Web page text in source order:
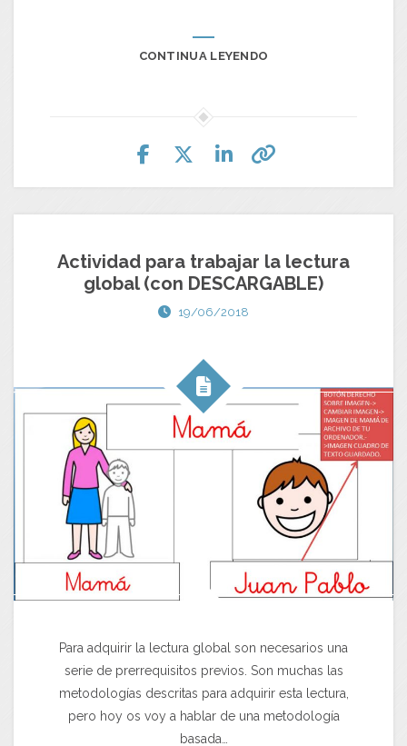
CONTINUA LEYENDO
Actividad para trabajar la lectura
global (con DESCARGABLE)
19/06/2018
Para adquirir la lectura global son necesarios una
serie de prerrequisitos previos. Son muchas las
metodologías descritas para adquirir esta lectura,
pero hoy os voy a hablar de una metodología
basada…